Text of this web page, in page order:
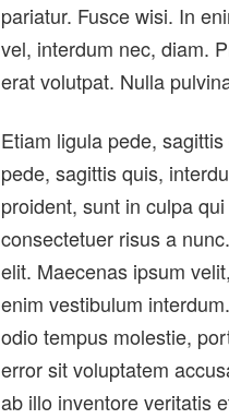
pariatur. Fusce wisi. In
vel, interdum nec, diam.
erat volutpat. Nulla
Etiam ligula pede,
pede, sagittis quis,
proident, sunt in culpa
consectetuer risus a
elit. Maecenas ipsum
enim vestibulum
odio tempus molestie,
error sit voluptatem
ab illo inventore veritatis